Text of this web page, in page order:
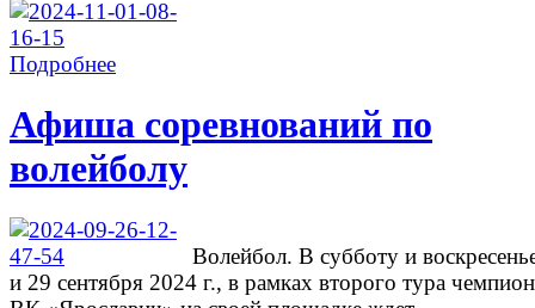
Подробнее
Афиша соревнований по
волейболу
Волейбол. В субботу и
и 29 сентября 2024 г., в рамках второго тура